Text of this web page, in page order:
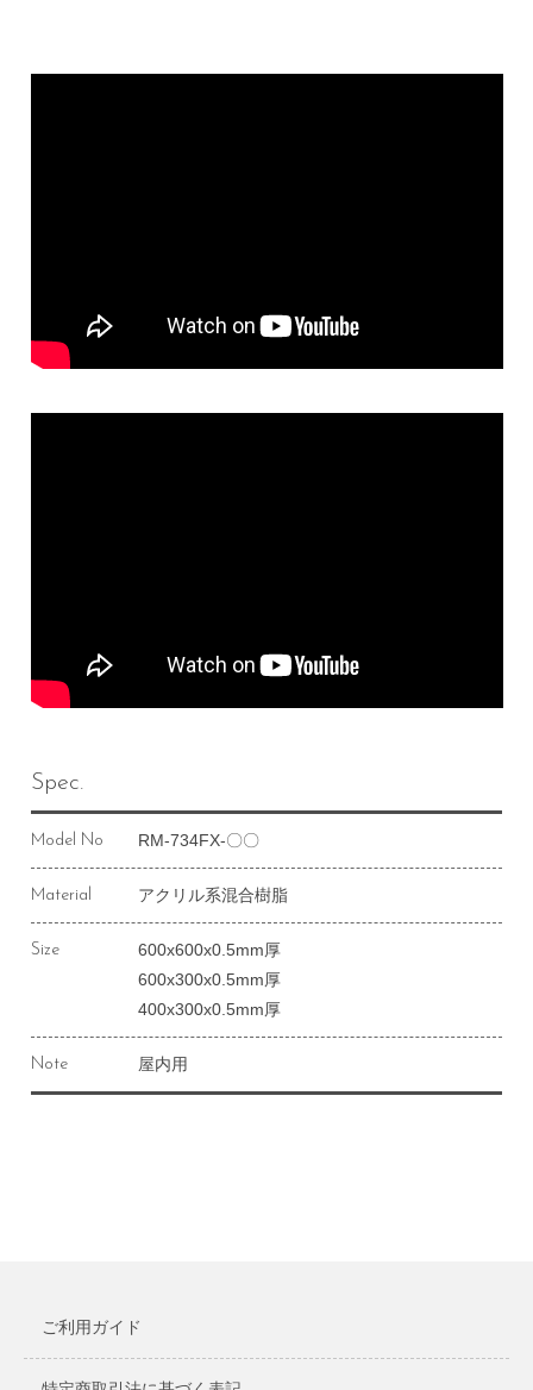
Spec.
Model No RM-734FX-〇〇
Material アクリル系混合樹脂
Size
600x600x0.5mm厚
600x300x0.5mm厚
400x300x0.5mm厚
Note 屋内用
ご利用ガイド